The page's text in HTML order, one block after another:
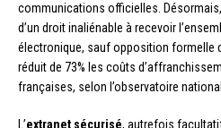
communications officielles.
d’un droit inaliénable à recevoir
électronique, sauf opposition formelle
réduit de 73% les coûts
françaises, selon l’observatoire
L’extranet sécurisé, autrefois